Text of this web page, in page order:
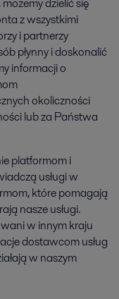
z wszystkimi
i partnerzy
płynny i doskonalić
informacji o
okoliczności
lub za Państwa
platformom i
usługi w
które pomagają
nasze usługi.
w innym kraju
dostawcom usług
w naszym